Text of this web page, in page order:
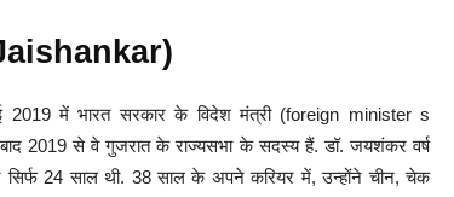
में भारत सरकार के विदेश मंत्री (foreign minister s
2019 से वे गुजरात के राज्यसभा के सदस्य हैं. डॉ. जयशंकर वर्ष
24 साल थी. 38 साल के अपने करियर में, उन्होंने चीन, चेक